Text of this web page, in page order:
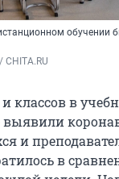
обучении
классов в
выявили
и
в